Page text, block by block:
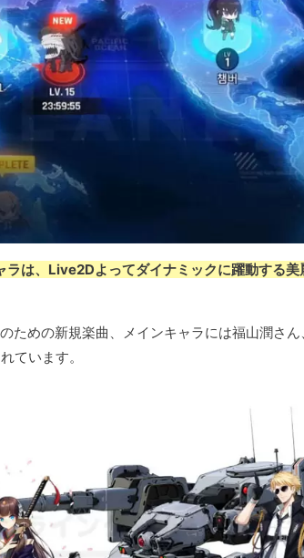
は、Live2Dよってダイナミックに躍動する美
ための新規楽曲、メインキャラには福山潤さ
ています。